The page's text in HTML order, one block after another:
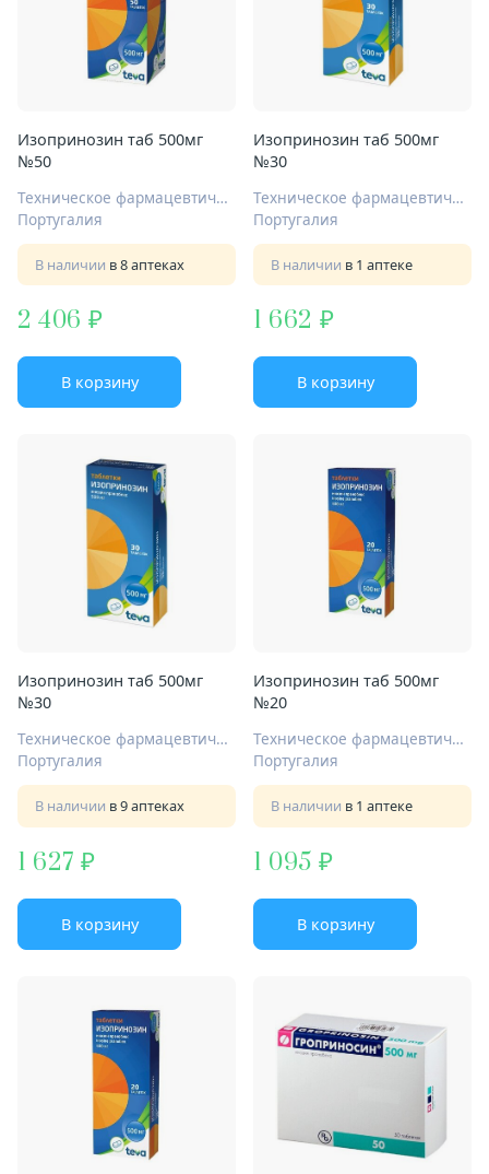
Изопринозин таб 500мг
№50
Техническое фармацевтическое общество Лузомедикамента С.А.
Португалия
В наличии в 8 аптеках
2 406
В корзину
Изопринозин таб 500мг
№30
Техническое фармацевтическое общество Лузомедикамента С.А.
Португалия
В наличии в 1 аптеке
1 662
В корзину
Изопринозин таб 500мг
№30
Техническое фармацевтическое общество Лузомедикамента С.А.
Португалия
В наличии в 9 аптеках
1 627
В корзину
Изопринозин таб 500мг
№20
Техническое фармацевтическое общество Лузомедикамента С.А.
Португалия
В наличии в 1 аптеке
1 095
В корзину